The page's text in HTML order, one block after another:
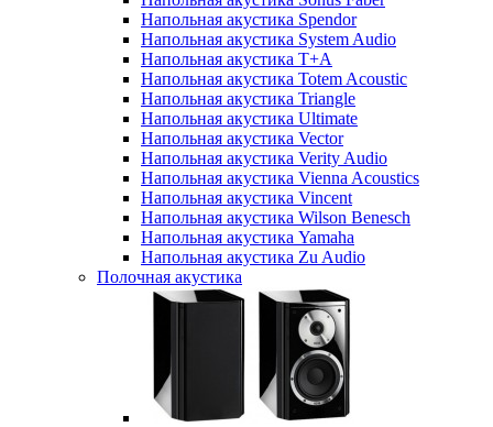
Напольная акустика Spendor
Напольная акустика System Audio
Напольная акустика T+A
Напольная акустика Totem Acoustic
Напольная акустика Triangle
Напольная акустика Ultimate
Напольная акустика Vector
Напольная акустика Verity Audio
Напольная акустика Vienna Acoustics
Напольная акустика Vincent
Напольная акустика Wilson Benesch
Напольная акустика Yamaha
Напольная акустика Zu Audio
Полочная акустика